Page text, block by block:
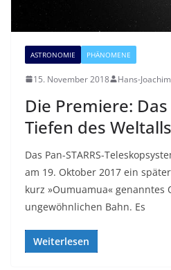
ASTRONOMIE PHÄNOMENE
15. November 2018 Hans-
Die Premiere:
Tiefen des Weltalls
Das Pan-STARRS-
am 19. Oktober 2017 ein
kurz »Oumuamua« genanntes
ungewöhnlichen Bahn. Es
Weiterlesen